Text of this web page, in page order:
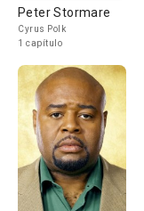
Peter Stormare
Cyrus Polk
1 capítulo